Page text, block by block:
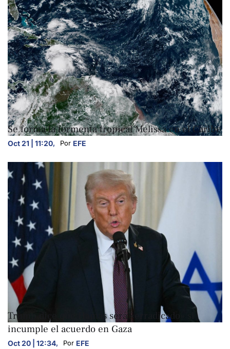
INTERNACIONALES
Se forma la tormenta tropical Melissa en el Caribe
Oct 21 | 11:20, Por EFE
INTERNACIONALES
Trump dice que Hamás será «erradicado» si
incumple el acuerdo en Gaza
Oct 20 | 12:34, Por EFE